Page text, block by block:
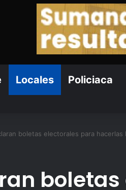
Locales Policiaca
boletas electorales para